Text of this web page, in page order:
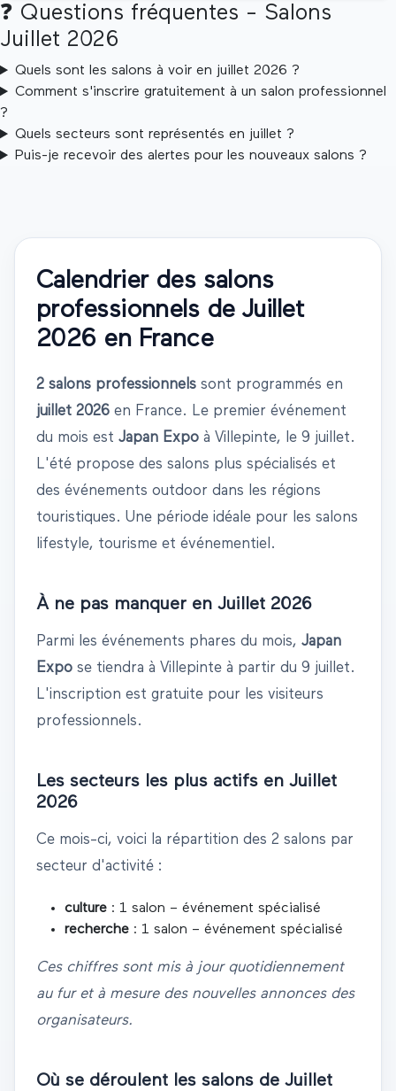
❓ Questions fréquentes - Salons
Juillet 2026
Quels sont les salons à voir en juillet 2026 ?
Comment s'inscrire gratuitement à un salon professionnel
?
Quels secteurs sont représentés en juillet ?
Puis-je recevoir des alertes pour les nouveaux salons ?
Calendrier des salons
professionnels de Juillet
2026en France
2 salons professionnels sont programmés en
juillet 2026 en France. Le premier événement
du mois est Japan Expo à Villepinte, le 9 juillet.
L'été propose des salons plus spécialisés et
des événements outdoor dans les régions
touristiques. Une période idéale pour les salons
lifestyle, tourisme et événementiel.
À ne pas manquer en Juillet 2026
Parmi les événements phares du mois, Japan
Expo se tiendra à Villepinte à partir du 9 juillet.
L'inscription est gratuite pour les visiteurs
professionnels.
Les secteurs les plus actifs en Juillet
2026
Ce mois-ci, voici la répartition des 2 salons par
secteur d'activité :
culture : 1 salon – événement spécialisé
recherche : 1 salon – événement spécialisé
Ces chiffres sont mis à jour quotidiennement
au fur et à mesure des nouvelles annonces des
organisateurs.
Où se déroulent les salons de Juillet